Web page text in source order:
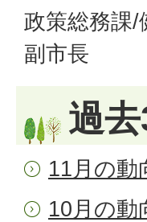
政策総務課
副市長
過去
11月の動
10月の動